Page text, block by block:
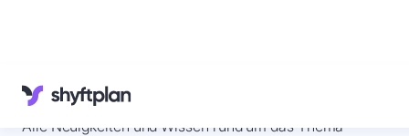
Wissenswertes
Schichtplanung
Alle Neuigkeiten und Wissen rund um das Thema